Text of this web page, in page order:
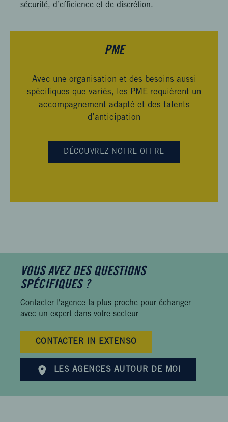
sécurité, d’efficience et de discrétion.
PME
Avec une organisation et des besoins aussi
spécifiques que variés, les PME requièrent un
accompagnement adapté et des talents
d’anticipation
DÉCOUVREZ NOTRE OFFRE
VOUS AVEZ DES QUESTIONS
SPÉCIFIQUES ?
Contacter l'agence la plus proche pour échanger
avec un expert dans votre secteur
CONTACTER IN EXTENSO
LES AGENCES AUTOUR DE MOI